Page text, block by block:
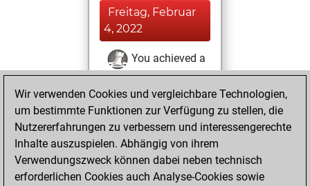
Freitag, Februar
4, 2022
You achieved a
BeautyScore of 65
Fritz
You
achieved a new Elo
of 1566
You created
your Fritz account
Wir verwenden Cookies und vergleichbare Technologien,
um bestimmte Funktionen zur Verfügung zu stellen, die
Nutzererfahrungen zu verbessern und interessengerechte
Inhalte auszuspielen. Abhängig von ihrem
Verwendungszweck können dabei neben technisch
erforderlichen Cookies auch Analyse-Cookies sowie